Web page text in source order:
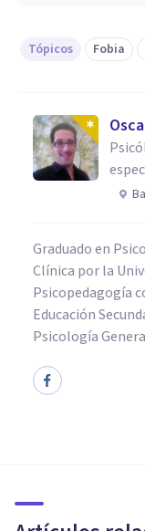
Tópicos Fobia
Graduado en
Clínica por la
Psicopedagogía
Educación
Psicología
existen